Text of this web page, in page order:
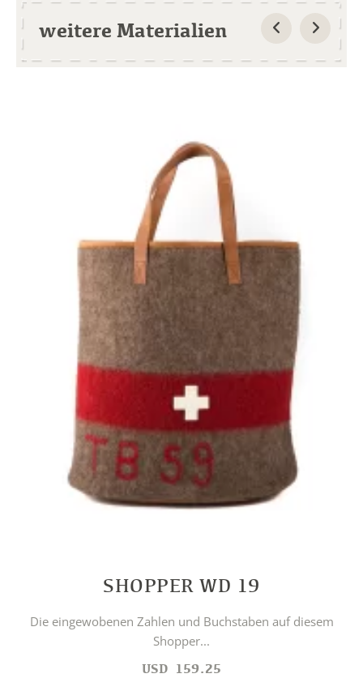
weitere Materialien
SHOPPER WD 19
Die eingewobenen Zahlen und Buchstaben auf diesem
Shopper...
USD 159.25